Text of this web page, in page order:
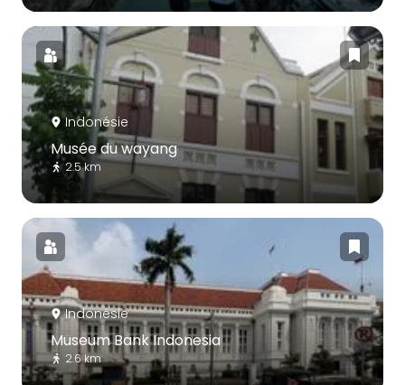
Indonésie
Musée du wayang
2.5 km
Indonésie
Museum Bank Indonesia
2.6 km